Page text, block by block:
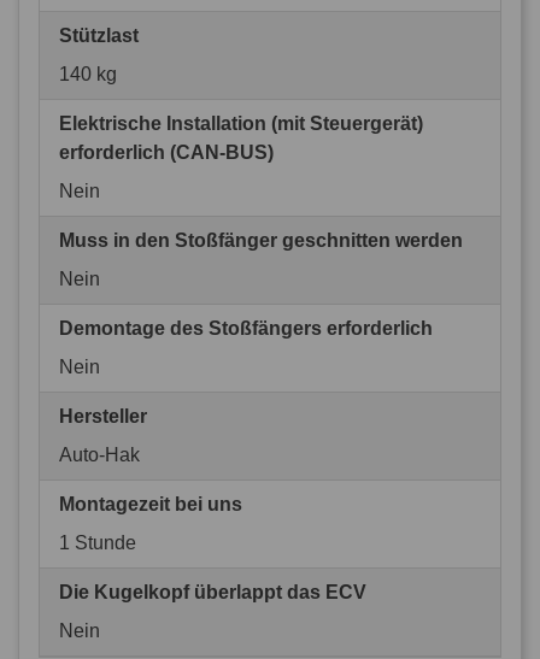
Stützlast
140 kg
Elektrische Installation (mit Steuergerät)
erforderlich (CAN-BUS)
Nein
Muss in den Stoßfänger geschnitten werden
Nein
Demontage des Stoßfängers erforderlich
Nein
Hersteller
Auto-Hak
Montagezeit bei uns
1 Stunde
Die Kugelkopf überlappt das ECV
Nein